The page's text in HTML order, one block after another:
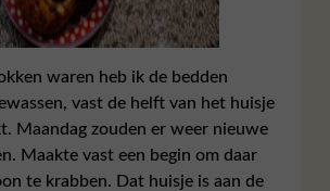
waren heb ik de bedden
vast de helft van het huisje
Maandag zouden er weer nieuwe
Maakte vast een begin om daar
te krabben. Dat huisje is aan de